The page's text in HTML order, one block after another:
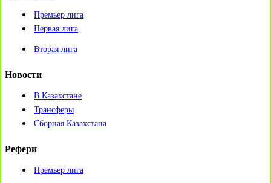
Премьер лига
Первая лига
Вторая лига
Новости
В Казахстане
Трансферы
Сборная Казахстана
Рефери
Премьер лига